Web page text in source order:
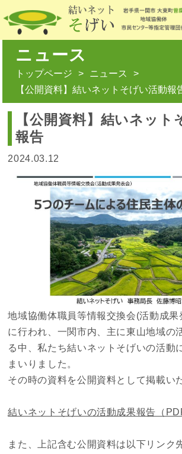
ニュース
トップページ
ニュース
【公開資料】結いネットそげい活動報
【公開資料】結いネット
報告
2024.03.12
地域協働体職員等情報交換会(活動成果
に行われ、一関市内、主に東山地域の
る中、私たち結いネットそげいの活動
まいりました。
その時の資料を公開資料として掲載い
結いネットそげいの活動成果報告（
また、上記含む公開資料は以下リンク